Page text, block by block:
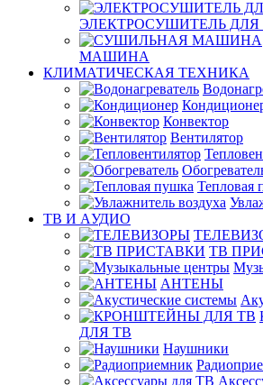
ЭЛЕКТРОСУШИТЕЛЬ ДЛЯ
МАШИНА
КЛИМАТИЧЕСКАЯ ТЕХНИКА
Конвектор
Вентилятор
Тепловая
ТВ И AУДИО
ТВ
АНТЕНЫ
ДЛЯ ТВ
Наушники